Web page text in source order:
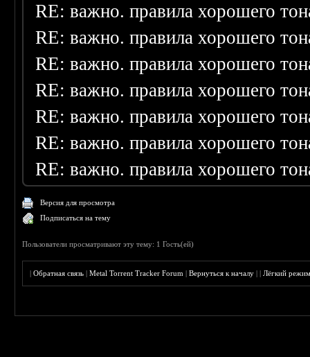
RE: важно. правила хорошего
RE: важно. правила хорошего
RE: важно. правила хорошего
RE: важно. правила хорошего
RE: важно. правила хорошего
RE: важно. правила хорошего
RE: важно. правила хорошего
Версия для просмотра
Подписаться на тему
Пользователи просматривают эту тему: 1 Гость(ей)
|Обратная связь |Metal Torrent Tracker Forum |Вернуться к началу ||Лёгкий